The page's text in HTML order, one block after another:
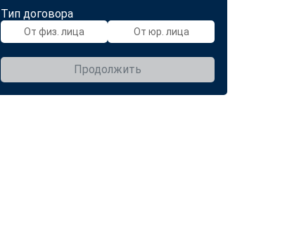
Тип договора
От физ. лица От юр. лица
Продолжить